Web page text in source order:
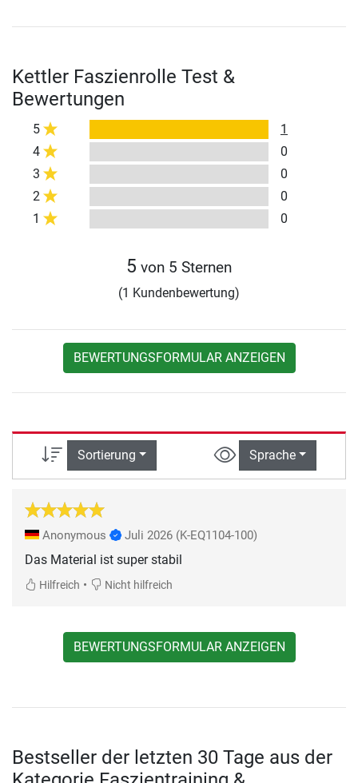
Kettler Faszienrolle Test &
Bewertungen
5
1
4
0
3
0
2
0
1
0
5 von 5 Sternen
(1 Kundenbewertung)
BEWERTUNGSFORMULAR ANZEIGEN
Sortierung Sprache
Anonymous Juli 2026 (K-EQ1104-100)
Das Material ist super stabil
Hilfreich • Nicht hilfreich
BEWERTUNGSFORMULAR ANZEIGEN
Bestseller der letzten 30 Tage aus der